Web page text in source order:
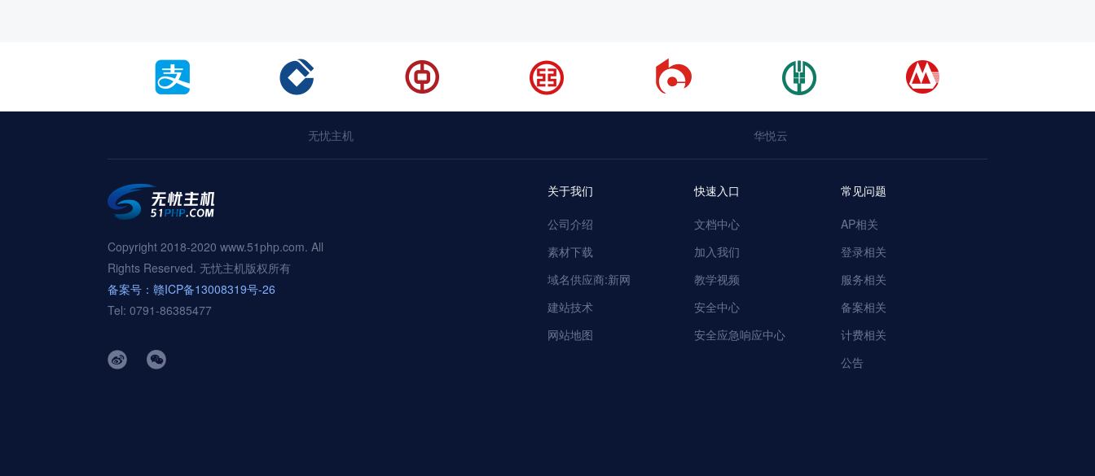
无忧主机 华悦云
Copyright 2018-2020 www.51php.com. All
Rights Reserved. 无忧主机版权所有
备案号：赣ICP备13008319号-26
Tel: 0791-86385477
关于我们
公司介绍
素材下载
域名供应商:新网
建站技术
网站地图
快速入口
文档中心
加入我们
教学视频
安全中心
安全应急响应中心
常见问题
AP相关
登录相关
服务相关
备案相关
计费相关
公告